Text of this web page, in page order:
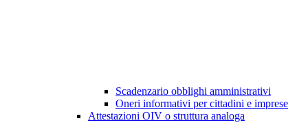
Scadenzario obblighi amministrativi
Oneri informativi per cittadini e imprese
Attestazioni OIV o struttura analoga